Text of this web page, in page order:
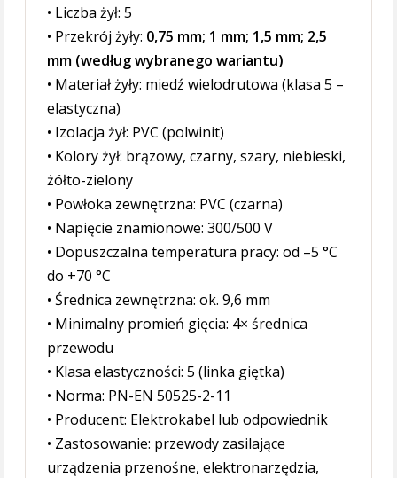
• Liczba żył: 5
• Przekrój żyły: 0,75 mm; 1 mm; 1,5 mm; 2,5
mm (według wybranego wariantu)
• Materiał żyły: miedź wielodrutowa (klasa 5 –
elastyczna)
• Izolacja żył: PVC (polwinit)
• Kolory żył: brązowy, czarny, szary, niebieski,
żółto-zielony
• Powłoka zewnętrzna: PVC (czarna)
• Napięcie znamionowe: 300/500 V
• Dopuszczalna temperatura pracy: od –5 °C
do +70 °C
• Średnica zewnętrzna: ok. 9,6 mm
• Minimalny promień gięcia: 4× średnica
przewodu
• Klasa elastyczności: 5 (linka giętka)
• Norma: PN-EN 50525-2-11
• Producent: Elektrokabel lub odpowiednik
• Zastosowanie: przewody zasilające
urządzenia przenośne, elektronarzędzia,